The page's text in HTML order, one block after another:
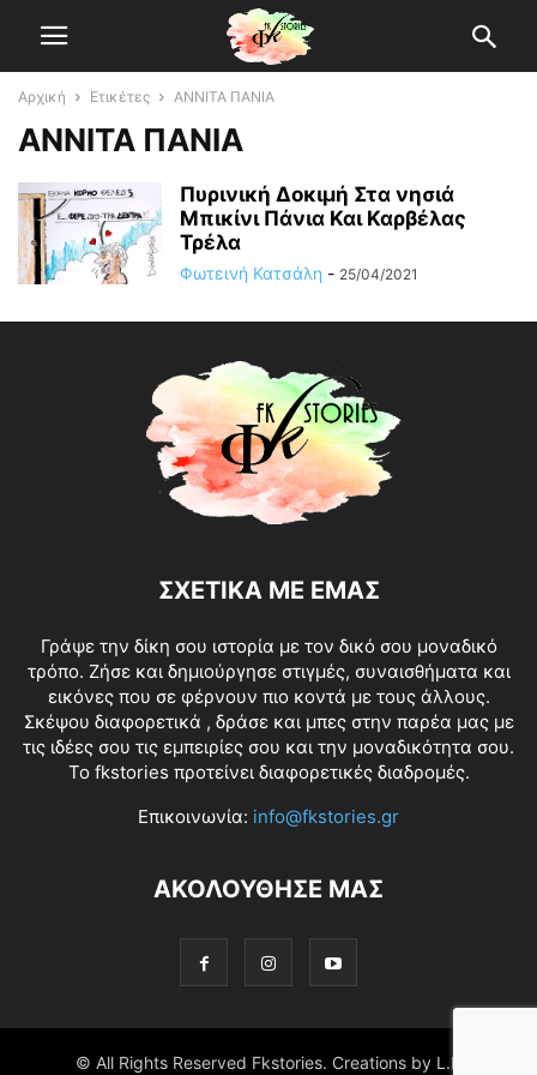
Αρχική Ετικέτες ΑΝΝΙΤΑ ΠΑΝΙΑ
ΑΝΝΙΤΑ ΠΑΝΙΑ
Πυρινική Δοκιμή Στα νησιά
Μπικίνι Πάνια Και Καρβέλας
Τρέλα
Φωτεινή Κατσάλη - 25/04/2021
ΣΧΕΤΙΚΑ ΜΕ ΕΜΑΣ
Γράψε την δίκη σου ιστορία με τον δικό σου μοναδικό
τρόπο. Ζήσε και δημιούργησε στιγμές, συναισθήματα και
εικόνες που σε φέρνουν πιο κοντά με τους άλλους.
Σκέψου διαφορετικά , δράσε και μπες στην παρέα μας με
τις ιδέες σου τις εμπειρίες σου και την μοναδικότητα σου.
Το fkstories προτείνει διαφορετικές διαδρομές.
Επικοινωνία: info@fkstories.gr
ΑΚΟΛΟΥΘΗΣΕ ΜΑΣ
© All Rights Reserved Fkstories. Creations by L.K